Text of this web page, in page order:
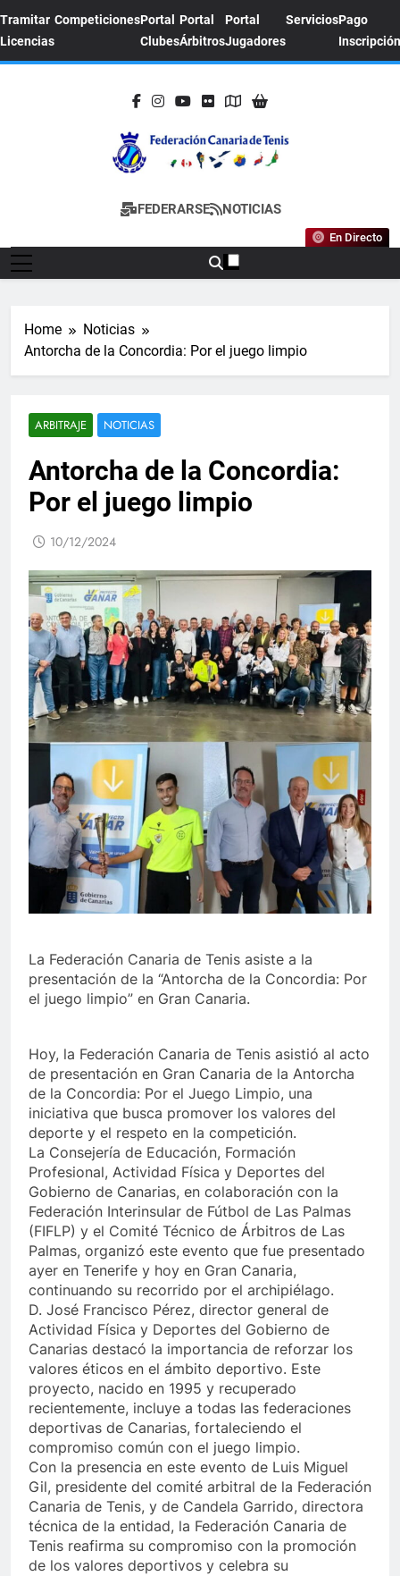
Tramitar
Licencias
CompeticionesPortal
Clubes
Portal
Árbitros
Portal
Jugadores
ServiciosPago
Inscripción
FEDERACION
CANARIA DE
TENIS
Sitio Oficial De La Federación Canaria De
FEDERARSE NOTICIAS
En Directo
Home
Noticias
Antorcha de la Concordia: Por el juego limpio
ARBITRAJE NOTICIAS
Antorcha de la Concordia:
Por el juego limpio
10/12/2024
La Federación Canaria de Tenis asiste a la
presentación de la “Antorcha de la Concordia: Por
el juego limpio” en Gran Canaria.
Hoy, la Federación Canaria de Tenis asistió al acto
de presentación en Gran Canaria de la Antorcha
de la Concordia: Por el Juego Limpio, una
iniciativa que busca promover los valores del
deporte y el respeto en la competición.
La Consejería de Educación, Formación
Profesional, Actividad Física y Deportes del
Gobierno de Canarias, en colaboración con la
Federación Interinsular de Fútbol de Las Palmas
(FIFLP) y el Comité Técnico de Árbitros de Las
Palmas, organizó este evento que fue presentado
ayer en Tenerife y hoy en Gran Canaria,
continuando su recorrido por el archipiélago.
D. José Francisco Pérez, director general de
Actividad Física y Deportes del Gobierno de
Canarias destacó la importancia de reforzar los
valores éticos en el ámbito deportivo. Este
proyecto, nacido en 1995 y recuperado
recientemente, incluye a todas las federaciones
deportivas de Canarias, fortaleciendo el
compromiso común con el juego limpio.
Con la presencia en este evento de Luis Miguel
Gil, presidente del comité arbitral de la Federación
Canaria de Tenis, y de Candela Garrido, directora
técnica de la entidad, la Federación Canaria de
Tenis reafirma su compromiso con la promoción
de los valores deportivos y celebra su